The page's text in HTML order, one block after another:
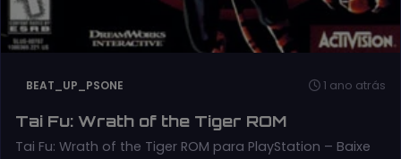
BEAT_UP_PSONE 1 ano atrás
Tai Fu: Wrath of the Tiger ROM
Tai Fu: Wrath of the Tiger ROM para PlayStation – Baixe